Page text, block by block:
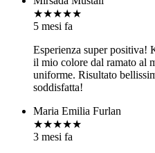
★★★★★
5 mesi fa
Esperienza super positiva!
il mio colore dal ramato al
uniforme. Risultato
soddisfatta!
Maria Emilia Furlan
★★★★★
3 mesi fa